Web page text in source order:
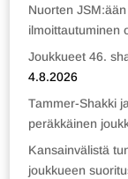
Nuorten
ilmoittautuminen
Joukkueet 46.
4.8.2026
Tammer-Shakki
peräkkäinen
Kansainvälistä
joukkueen